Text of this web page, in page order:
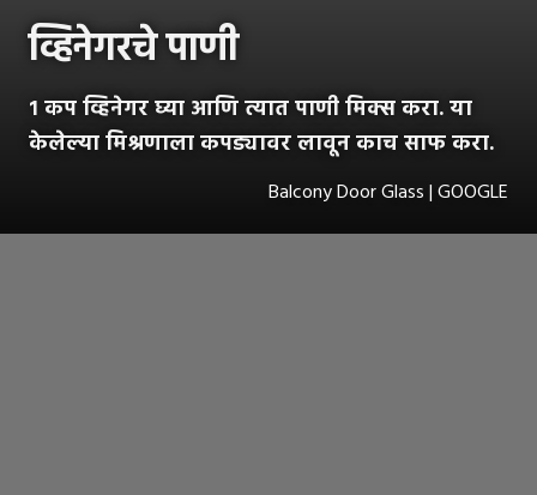
व्हिनेगरचे पाणी
१ कप व्हिनेगर घ्या आणि त्यात पाणी मिक्स करा. या
केलेल्या मिश्रणाला कपड्यावर लावून काच साफ करा.
Balcony Door Glass | GOOGLE